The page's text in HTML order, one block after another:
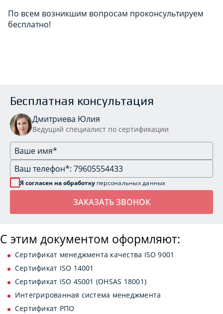
По всем возникшим вопросам проконсультируем
бесплатно!
Бесплатная консультация
Дмитриева Юлия
Ведущий специалист по сертификации
Я согласен на обработку персональных данных
С этим документом оформляют:
Сертификат менеджмента качества ISO 9001
Сертификат ISO 14001
Сертификат ISO 45001 (OHSAS 18001)
Интегрированная система менеджмента
Сертификат РПО